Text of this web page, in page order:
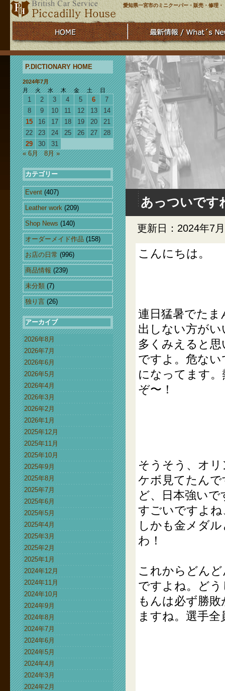
愛知県一宮市のミニクーパー・販売・修理
P.DICTIONARY HOME
2024年7月
月
火 水 木 金 土 日
1 2 3 4 5 6
7
8
9 10 11 12 13
14
15
16 17 18 19 20
21
22
23 24 25 26 27
28
29
30
31
« 6月
8月 »
カテゴリー
Event (407)
Leather work (209)
Shop News (140)
オーダーメイド作品 (158)
お店の日常 (996)
商品情報 (239)
未分類 (7)
独り言 (26)
アーカイブ
2026年8月
2026年7月
2026年6月
2026年5月
2026年4月
2026年3月
2026年2月
2026年1月
2025年12月
2025年11月
2025年10月
2025年9月
2025年8月
2025年7月
2025年6月
2025年5月
2025年4月
2025年3月
2025年2月
2025年1月
2024年12月
2024年11月
2024年10月
2024年9月
2024年8月
2024年7月
2024年6月
2024年5月
2024年4月
2024年3月
2024年2月
あっついです
更新日：2024年7
こんにちは。
連日猛暑でた
出しない方が
多くみえると
ですよ。危な
になってます
ぞ〜！
そうそう、オ
ケボ見てたん
ど、日本強い
すごいですよ
しかも金メダ
わ！
これからどん
ですよね。ど
もんは必ず勝
ますね。選手